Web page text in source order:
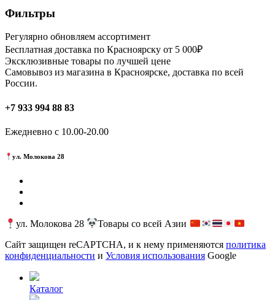
Фильтры
Регулярно обновляем ассортимент
Бесплатная доставка по Красноярску от 5 000₽
Эксклюзивные товары по лучшей цене
Самовывоз из магазина в Красноярске, доставка по всей
России.
+7 933 994 88 83
Ежедневно с 10.00-20.00
ул. Молокова 28
ул. Молокова 28
Товары со всей Азии
Сайт защищен reCAPTCHA, и к нему применяются политика
конфиденциальности и Условия использования Google
Каталог